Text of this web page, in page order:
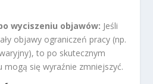
wyciszeniu objawów: Jeśli
objawy ograniczeń pracy (np.
to po skutecznym
mogą się wyraźnie zmniejszyć.